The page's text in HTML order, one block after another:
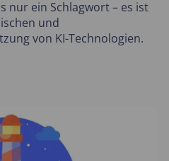
nur ein Schlagwort – es ist
und
von KI-Technologien.